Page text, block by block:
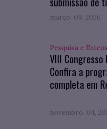
março. 09, 2026
Pesquisa e
VIII Congresso
Confira a
completa em
novembro. 04,